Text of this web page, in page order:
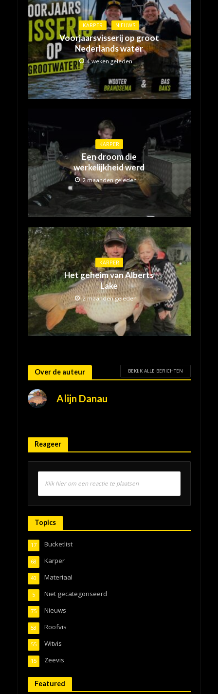
KARPER NIEUWS
Voorjaarsvisserij op groot
Nederlands water
4 weken geleden
KARPER
Een droom die
werkelijkheid werd
2 maanden geleden
KARPER
Het geheim van Alberts
Lake
2 maanden geleden
Over de auteur BEKIJK ALLE BERICHTEN
Alijn Danau
Reageer
Klik hier om een reactie te plaatsen
Topics
Bucketlist
17
Karper
68
Materiaal
40
Niet gecategoriseerd
5
Nieuws
75
Roofvis
53
Witvis
55
Zeevis
15
Featured